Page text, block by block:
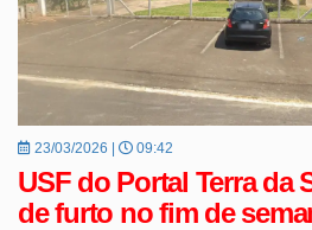
23/03/2026 | 09:42
USF do Portal Terra da
de furto no fim de